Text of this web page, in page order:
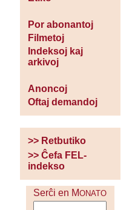
Por abonantoj
Filmetoj
Indeksoj kaj
arkivoj
Anoncoj
Oftaj demandoj
>> Retbutiko
>> Ĉefa FEL-
indekso
Serĉi en MONATO